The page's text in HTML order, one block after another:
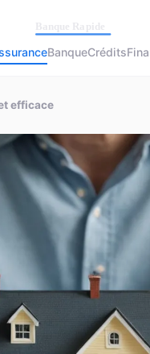
BanqueCrédits
efficace